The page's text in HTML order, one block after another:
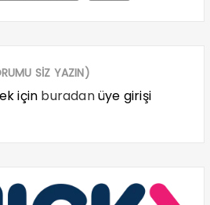
SİZ YAZIN)
için buradanüye girişi